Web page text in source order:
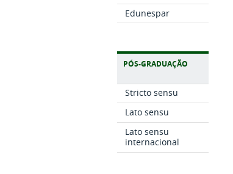
Edunespar
PÓS-GRADUAÇÃO
Stricto sensu
Lato sensu
Lato sensu
internacional